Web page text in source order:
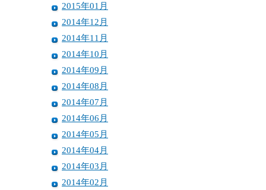
2015年01月
2014年12月
2014年11月
2014年10月
2014年09月
2014年08月
2014年07月
2014年06月
2014年05月
2014年04月
2014年03月
2014年02月